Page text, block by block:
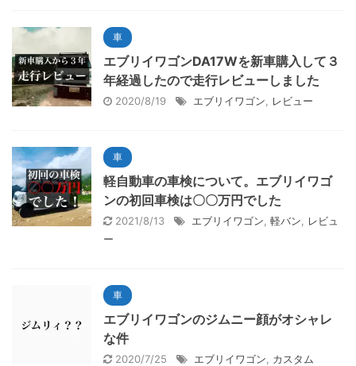
車
エブリイワゴンDA17Wを新車購入して３
年経過したので走行レビューしました
2020/8/19 エブリイワゴン レビュー
車
軽自動車の車検について。エブリイワゴ
ンの初回車検は〇〇万円でした
2021/8/13 エブリイワゴン 軽バン
レビュ
ー
車
エブリイワゴンのジムニー顔がオシャレ
な件
2020/7/25 エブリイワゴン カスタム